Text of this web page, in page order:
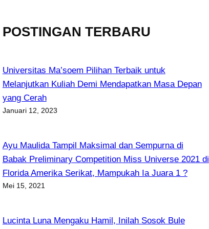
POSTINGAN TERBARU
Universitas Ma’soem Pilihan Terbaik untuk
Melanjutkan Kuliah Demi Mendapatkan Masa Depan
yang Cerah
Januari 12, 2023
Ayu Maulida Tampil Maksimal dan Sempurna di
Babak Preliminary Competition Miss Universe 2021 di
Florida Amerika Serikat, Mampukah Ia Juara 1 ?
Mei 15, 2021
Lucinta Luna Mengaku Hamil, Inilah Sosok Bule